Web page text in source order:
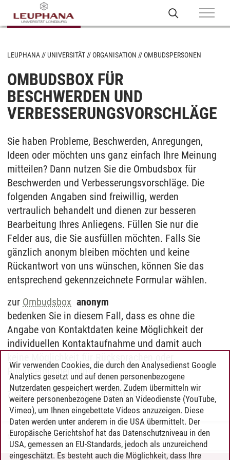
LEUPHANA UNIVERSITÄT ORGANISATION OMBUDSPERSONEN
OMBUDSBOX FÜR
BESCHWERDEN UND
VERBESSERUNGSVORSCHLÄGE
Sie haben Probleme, Beschwerden, Anregungen,
Ideen oder möchten uns ganz einfach Ihre Meinung
mitteilen? Dann nutzen Sie die Ombudsbox für
Beschwerden und Verbesserungsvorschläge. Die
folgenden Angaben sind freiwillig, werden
vertraulich behandelt und dienen zur besseren
Bearbeitung Ihres Anliegens. Füllen Sie nur die
Felder aus, die Sie ausfüllen möchten. Falls Sie
gänzlich anonym bleiben möchten und keine
Rückantwort von uns wünschen, können Sie das
entsprechend gekennzeichnete Formular wählen.
zur Ombudsbox anonym
bedenken Sie in diesem Fall, dass es ohne die
Angabe von Kontaktdaten keine Möglichkeit der
individuellen Kontaktaufnahme und damit auch
Rückmeldungen gibt!
zurOmbudsbox mit Rückantwort
M.A. Thies Reinck/30.06.2024
Wir verwenden Cookies, die durch den Analysedienst Google
Analytics gesetzt und auf denen personenbezogene
Nutzerdaten gespeichert werden. Zudem übermitteln wir
weitere personenbezogene Daten an Videodienste (YouTube,
Vimeo), um Ihnen eingebettete Videos anzuzeigen. Diese
Daten werden unter anderem in die USA übermittelt. Der
Europäische Gerichtshof hat das Datenschutzniveau in den
USA, gemessen an EU-Standards, jedoch als unzureichend
eingeschätzt. Es besteht auch die Möglichkeit, dass Ihre